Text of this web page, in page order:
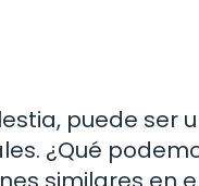
puede ser
¿Qué